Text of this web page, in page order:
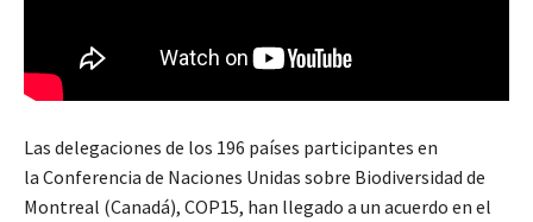
Las delegaciones de los 196 países participantes en
la Conferencia de Naciones Unidas sobre Biodiversidad de
Montreal (Canadá), COP15, han llegado a un acuerdo en el